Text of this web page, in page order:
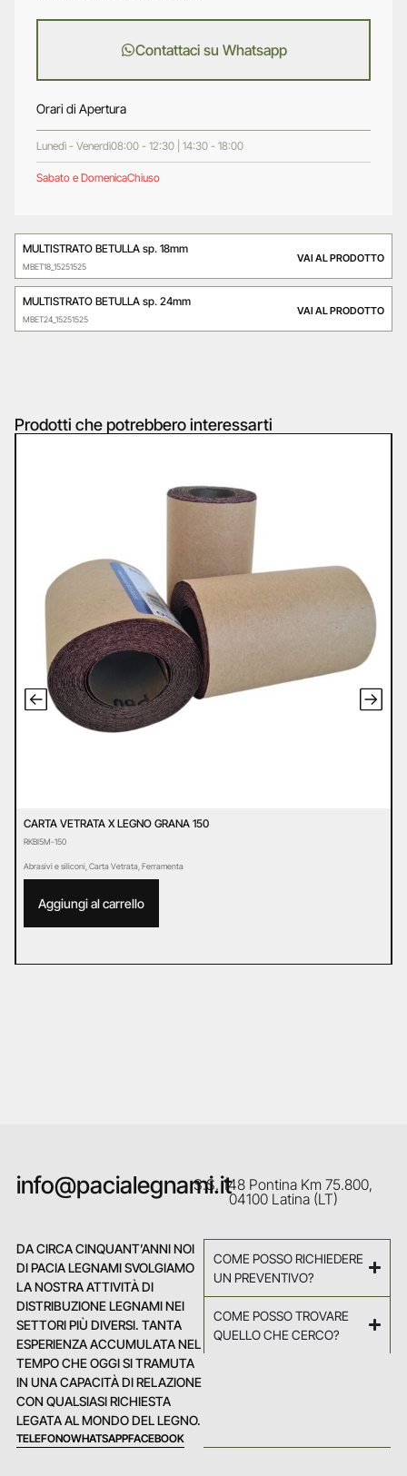
Contattaci su Whatsapp
Orari di Apertura
Lunedì - Venerdì08:00 - 12:30 | 14:30 - 18:00
Sabato e DomenicaChiuso
MULTISTRATO BETULLA sp. 18mm
MBET18_15251525
VAI AL PRODOTTO
MULTISTRATO BETULLA sp. 24mm
MBET24_15251525
VAI AL PRODOTTO
Prodotti che potrebbero interessarti
CARTA VETRATA X LEGNO GRANA 150
RKBI5M-150
Abrasivi e siliconi Carta Vetrata Ferramenta
Aggiungi al carrello
info@pacialegnami.itS.S. 148 Pontina Km 75.800,
04100 Latina (LT)
DA CIRCA CINQUANT’ANNI NOI
DI PACIA LEGNAMI SVOLGIAMO
LA NOSTRA ATTIVITÀ DI
DISTRIBUZIONE LEGNAMI NEI
SETTORI PIÙ DIVERSI. TANTA
ESPERIENZA ACCUMULATA NEL
TEMPO CHE OGGI SI TRAMUTA
IN UNA CAPACITÀ DI RELAZIONE
CON QUALSIASI RICHIESTA
LEGATA AL MONDO DEL LEGNO.
TELEFONOWHATSAPPFACEBOOK
COME POSSO RICHIEDERE
UN PREVENTIVO?
COME POSSO TROVARE
QUELLO CHE CERCO?